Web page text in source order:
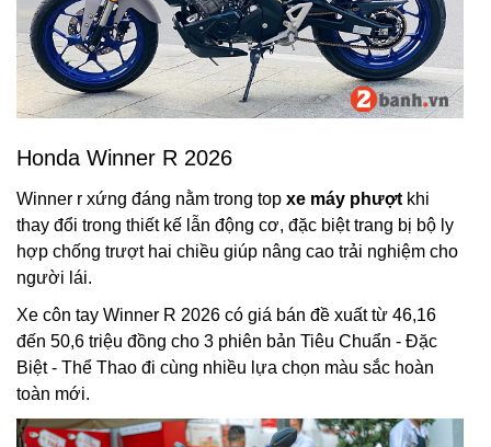
Honda Winner R 2026
Winner r xứng đáng nằm trong top xe máy phượt khi
thay đổi trong thiết kế lẫn động cơ, đặc biệt trang bị bộ ly
hợp chống trượt hai chiều giúp nâng cao trải nghiệm cho
người lái.
Xe côn tay Winner R 2026 có giá bán đề xuất từ 46,16
đến 50,6 triệu đồng cho 3 phiên bản Tiêu Chuẩn - Đặc
Biệt - Thể Thao đi cùng nhiều lựa chọn màu sắc hoàn
toàn mới.